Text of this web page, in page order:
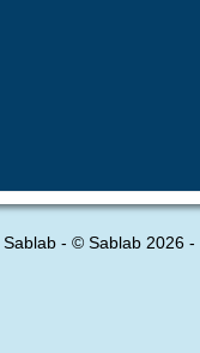
Sablab - © Sablab 2026 -